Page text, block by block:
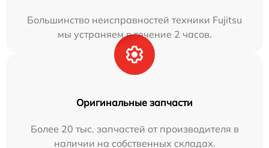
Большинство неисправностей техники Fujitsu
мы устраняем в течение 2 часов.
Оригинальные запчасти
Более 20 тыс. запчастей от производителя в
наличии на собственных складах.